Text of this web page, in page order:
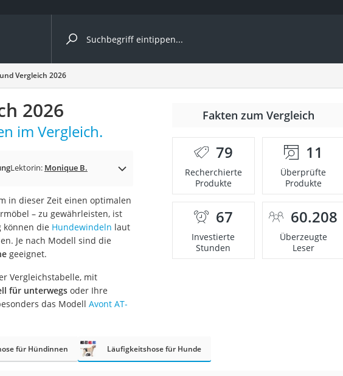
nach Kategorie
Vergleich 2026
2026
im Vergleich.
Lektorin: Monique B.
in dieser Zeit einen optimalen
– zu gewährleisten, ist
können die Hundewindeln laut
Je nach Modell sind die
geeignet.
Vergleichstabelle, mit
für unterwegsoder Ihre
das Modell Avont AT-
Fakten zum Vergleich
79
Recherchierte
Produkte
11
Überprüfte
Produkte
67
Investierte
Stunden
60.208
Überzeugte
Leser
für Hündinnen Läufigkeitshose für Hunde